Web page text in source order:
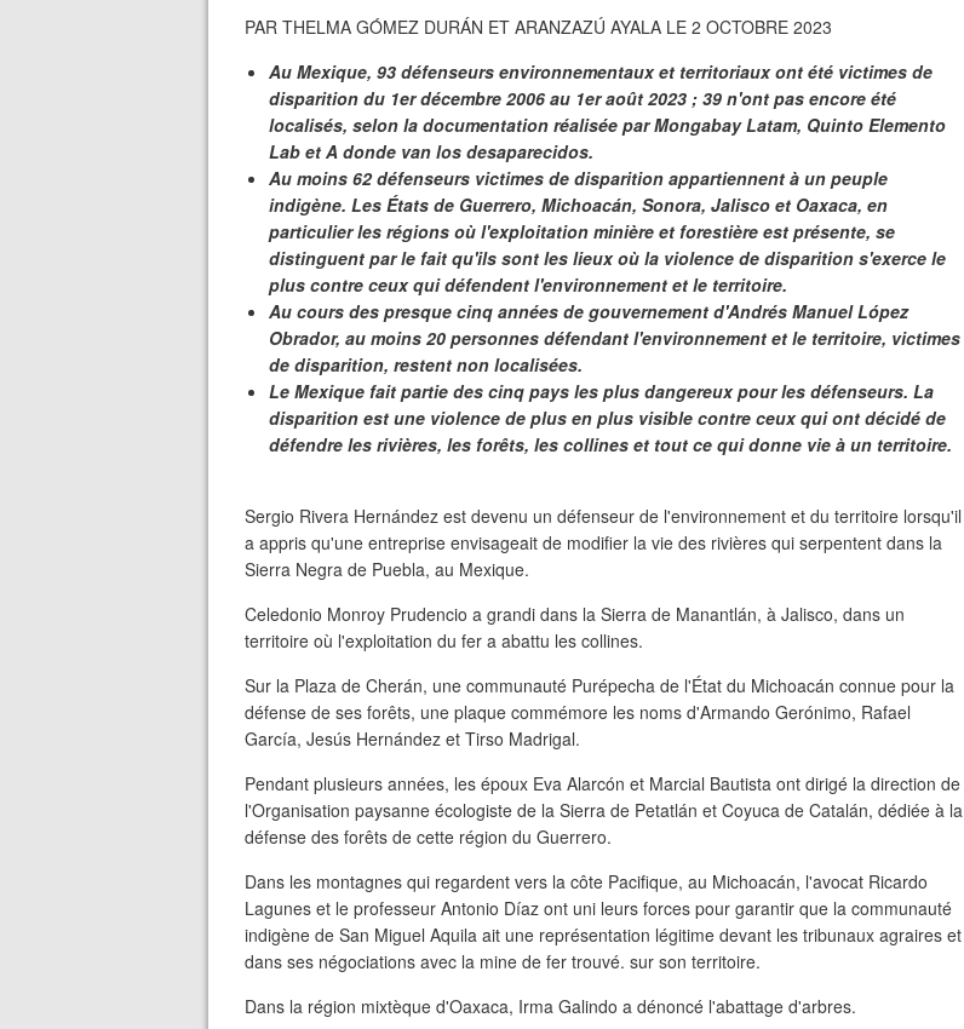
PAR THELMA GÓMEZ DURÁN ET ARANZAZÚ AYALA LE 2 OCTOBRE 2023
Au Mexique, 93 défenseurs environnementaux et territoriaux ont été victimes de
disparition du 1er décembre 2006 au 1er août 2023 ; 39 n'ont pas encore été
localisés, selon la documentation réalisée par Mongabay Latam, Quinto Elemento
Lab et A donde van los desaparecidos.
Au moins 62 défenseurs victimes de disparition appartiennent à un peuple
indigène. Les États de Guerrero, Michoacán, Sonora, Jalisco et Oaxaca, en
particulier les régions où l'exploitation minière et forestière est présente, se
distinguent par le fait qu'ils sont les lieux où la violence de disparition s'exerce le
plus contre ceux qui défendent l'environnement et le territoire.
Au cours des presque cinq années de gouvernement d'Andrés Manuel López
Obrador, au moins 20 personnes défendant l'environnement et le territoire, victimes
de disparition, restent non localisées.
Le Mexique fait partie des cinq pays les plus dangereux pour les défenseurs. La
disparition est une violence de plus en plus visible contre ceux qui ont décidé de
défendre les rivières, les forêts, les collines et tout ce qui donne vie à un territoire.
Sergio Rivera Hernández est devenu un défenseur de l'environnement et du territoire lorsqu'il
a appris qu'une entreprise envisageait de modifier la vie des rivières qui serpentent dans la
Sierra Negra de Puebla, au Mexique.
Celedonio Monroy Prudencio a grandi dans la Sierra de Manantlán, à Jalisco, dans un
territoire où l'exploitation du fer a abattu les collines.
Sur la Plaza de Cherán, une communauté Purépecha de l'État du Michoacán connue pour la
défense de ses forêts, une plaque commémore les noms d'Armando Gerónimo, Rafael
García, Jesús Hernández et Tirso Madrigal.
Pendant plusieurs années, les époux Eva Alarcón et Marcial Bautista ont dirigé la direction de
l'Organisation paysanne écologiste de la Sierra de Petatlán et Coyuca de Catalán, dédiée à la
défense des forêts de cette région du Guerrero.
Dans les montagnes qui regardent vers la côte Pacifique, au Michoacán, l'avocat Ricardo
Lagunes et le professeur Antonio Díaz ont uni leurs forces pour garantir que la communauté
indigène de San Miguel Aquila ait une représentation légitime devant les tribunaux agraires et
dans ses négociations avec la mine de fer trouvé. sur son territoire.
Dans la région mixtèque d'Oaxaca, Irma Galindo a dénoncé l'abattage d'arbres.